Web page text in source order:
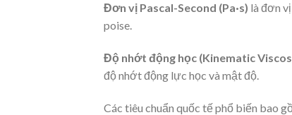
Đơn vị Pascal-Second (Pa·s) là đơn
poise.
Độ nhớt động học (Kinematic
độ nhớt động lực học và mật độ.
Các tiêu chuẩn quốc tế phổ biến bao